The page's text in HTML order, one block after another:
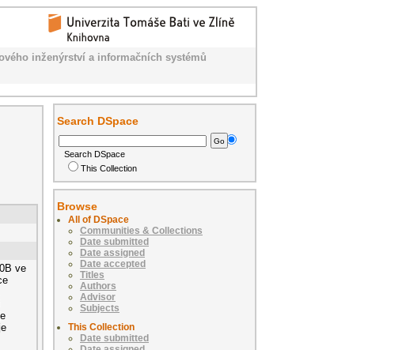
inženýrství a informačních systémů
ve
Search DSpace
Search DSpace
This Collection
Browse
All of DSpace
Communities & Collections
Date submitted
Date assigned
Date accepted
Titles
Authors
Advisor
Subjects
This Collection
Date submitted